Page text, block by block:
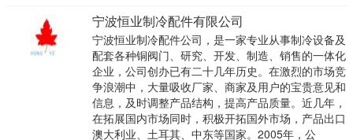
宁波恒业制冷配件有限公司
宁波恒业制冷配件公司，是一家专业从事制冷设备及
配套各种铜阀门、研究、开发、制造、销售的一体化
企业，公司创办已有二十几年历史。在激烈的市场竞
争浪潮中，大量吸收厂家、商家及用户的宝贵意见和
信息，及时调整产品结构，提高产品质量。近几年，
在拓展国内市场同时，积极开拓国外市场，产品出口
澳大利业、土耳其、中东等国家。2005年，公